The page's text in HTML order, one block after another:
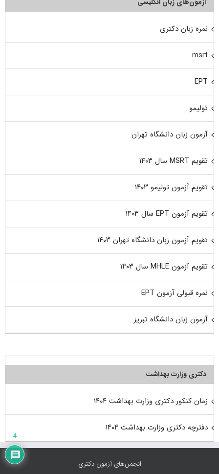
نمره زبان دکتری
msrt
EPT
تولیمو
آزمون زبان دانشگاه تهران
تقویم MSRT سال ۱۴۰۳
تقویم آزمون تولیمو ۱۴۰۳
تقویم آزمون EPT سال ۱۴۰۳
تقویم آزمون زبان دانشگاه تهران ۱۴۰۳
تقویم آزمون MHLE سال ۱۴۰۳
نمره قبولی آزمون EPT
آزمون زبان دانشگاه تبریز
دکتری وزارت بهداشت
زمان کنکور دکتری وزارت بهداشت ۱۴۰۴
دفترچه دکتری وزارت بهداشت ۱۴۰۴
انجمن‌های آزمون دکتری
4